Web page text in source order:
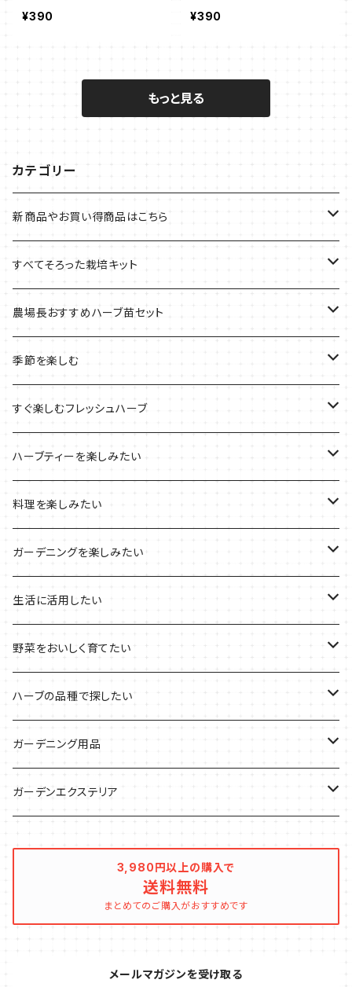
¥390
¥390
もっと見る
カテゴリー
新商品やお買い得商品はこちら
今イチオシの商品
季節のおすすめ商品
すべてそろった栽培キット
フェルトプランターの栽培キット
ルーツポーチの栽培キット
ブリキプランターの栽培キット
木製プランターの栽培キット
プラ製プランターの栽培キット
その他のプランターの栽培キット
農場長おすすめハーブ苗セット
農場長おすすめセット
おすすめの寄せ植え
季節を楽しむ
2022年のお正月
2022年の母の日
2021年の敬老の日
2021年のハロウィン
2021年のクリスマス
すぐ楽しむフレッシュハーブ
ハーブミックス
ハーブブーケ
フレッシュハーブ
ハーブティーを楽しみたい
ハーブティーの定番ハーブ
リラックスしたい時に
シャキッとしたい時に
デトックスに
気分で香りを楽しみたい
料理を楽しみたい
料理の定番ハーブ
イタリア料理に
魚料理に
BBQ・肉料理に
サラダに使いたい
秋植えで料理に
ガーデニングを楽しみたい
花を楽しみたい
カラーリーフ
ハーブガーデンづくりに
夏のハーブガーデンに
生活に活用したい
パーティーハーブ
インスタ映えハーブ
虫よけに使いたい
ハーブバスに
野菜をおいしく育てたい
トマトのコンパニオン
ジャガイモのコンパニオン
葉物野菜のコンパニオン
イチゴをおいしく育てたい
ハーブの品種で探したい
ミント・ハーブ苗
バジル・ハーブ苗
ガーデニング用品
その他
樹脂製 / プラ製プランター
ガーデンエクステリア
3,980円以上の購入で
送料無料
まとめてのご購入がおすすめです
メールマガジンを受け取る